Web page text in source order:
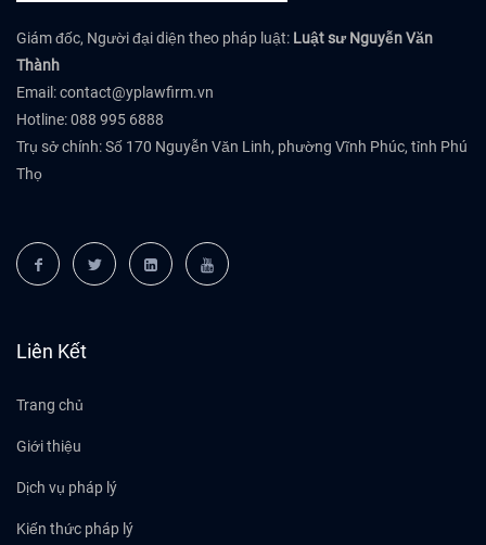
Giám đốc, Người đại diện theo pháp luật: Luật sư Nguyễn Văn
Thành
Email:contact@yplawfirm.vn
Hotline: 088 995 6888
Trụ sở chính: Số 170 Nguyễn Văn Linh, phường Vĩnh Phúc, tỉnh Phú
Thọ
Liên Kết
Trang chủ
Giới thiệu
Dịch vụ pháp lý
Kiến thức pháp lý